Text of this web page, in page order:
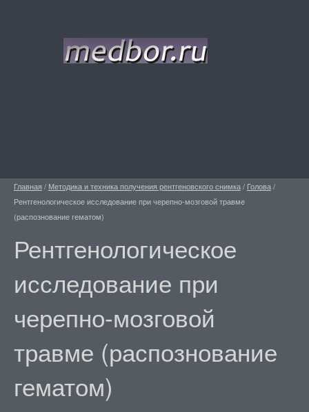
Главная / Методика и техника получения рентгеновского снимка/ Голова/
Рентгенологическое исследование при черепно-мозговой травме
(распознование гематом)
Рентгенологическое
исследование при
черепно-мозговой
травме (распознование
гематом)